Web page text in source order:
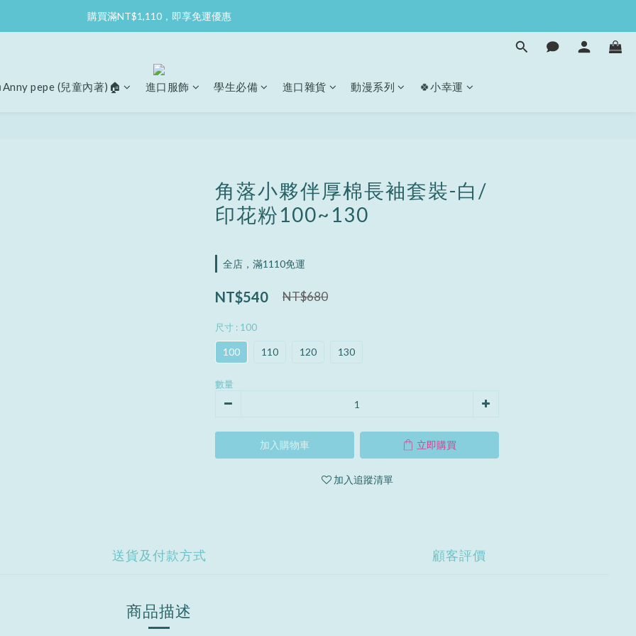
購買滿NT$1,110，即享免運優惠
pepe (兒童內著)🏠 進口服飾 學生必備 進口雜貨 動漫系列 🍀小幸運
角落小夥伴厚棉長袖套裝-白/
印花粉100~130
全店，滿1110免運
NT$540 NT$680
尺寸 : 100
100 110 120 130
數量
加入購物車 立即購買
加入追蹤清單
送貨及付款方式 顧客評價
商品描述